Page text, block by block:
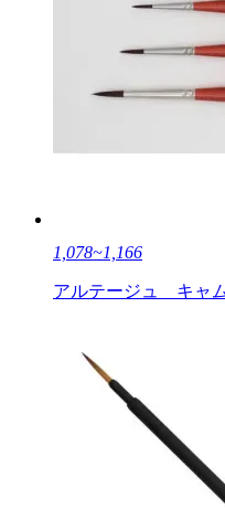
1,078~1,166
アルテージュ キャ